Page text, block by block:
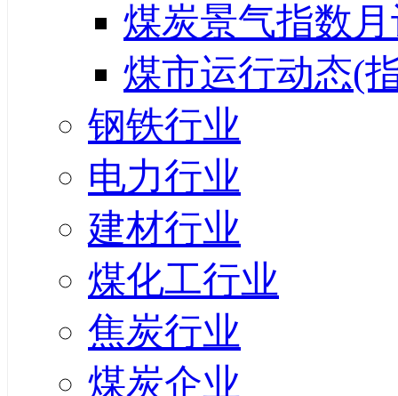
煤炭景气指数
煤市运行动态(
钢铁行业
电力行业
建材行业
煤化工行业
焦炭行业
煤炭企业